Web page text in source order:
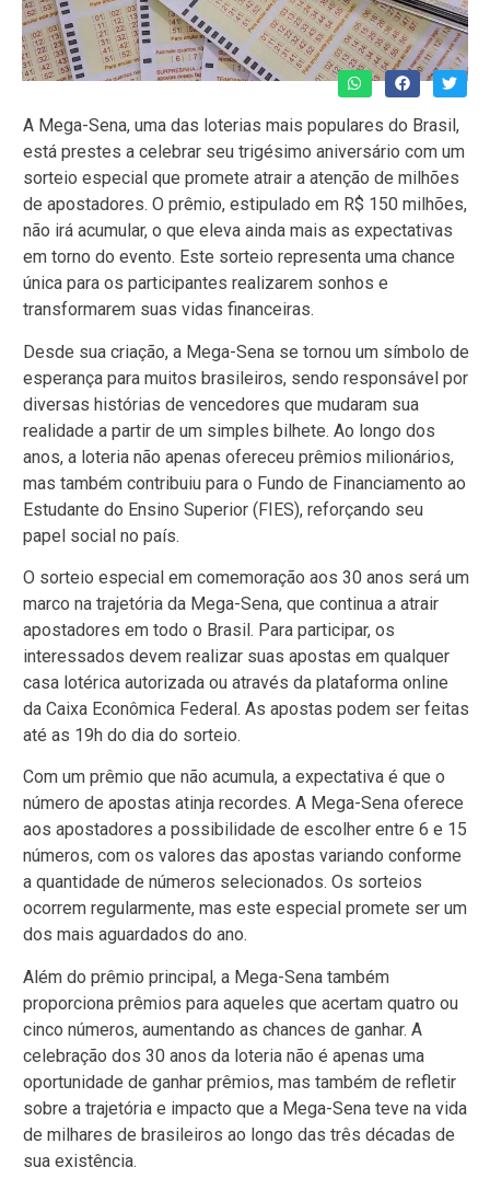
A Mega-Sena, uma das loterias mais populares do Brasil,
está prestes a celebrar seu trigésimo aniversário com um
sorteio especial que promete atrair a atenção de milhões
de apostadores. O prêmio, estipulado em R$ 150 milhões,
não irá acumular, o que eleva ainda mais as expectativas
em torno do evento. Este sorteio representa uma chance
única para os participantes realizarem sonhos e
transformarem suas vidas financeiras.
Desde sua criação, a Mega-Sena se tornou um símbolo de
esperança para muitos brasileiros, sendo responsável por
diversas histórias de vencedores que mudaram sua
realidade a partir de um simples bilhete. Ao longo dos
anos, a loteria não apenas ofereceu prêmios milionários,
mas também contribuiu para o Fundo de Financiamento ao
Estudante do Ensino Superior (FIES), reforçando seu
papel social no país.
O sorteio especial em comemoração aos 30 anos será um
marco na trajetória da Mega-Sena, que continua a atrair
apostadores em todo o Brasil. Para participar, os
interessados devem realizar suas apostas em qualquer
casa lotérica autorizada ou através da plataforma online
da Caixa Econômica Federal. As apostas podem ser feitas
até as 19h do dia do sorteio.
Com um prêmio que não acumula, a expectativa é que o
número de apostas atinja recordes. A Mega-Sena oferece
aos apostadores a possibilidade de escolher entre 6 e 15
números, com os valores das apostas variando conforme
a quantidade de números selecionados. Os sorteios
ocorrem regularmente, mas este especial promete ser um
dos mais aguardados do ano.
Além do prêmio principal, a Mega-Sena também
proporciona prêmios para aqueles que acertam quatro ou
cinco números, aumentando as chances de ganhar. A
celebração dos 30 anos da loteria não é apenas uma
oportunidade de ganhar prêmios, mas também de refletir
sobre a trajetória e impacto que a Mega-Sena teve na vida
de milhares de brasileiros ao longo das três décadas de
sua existência.